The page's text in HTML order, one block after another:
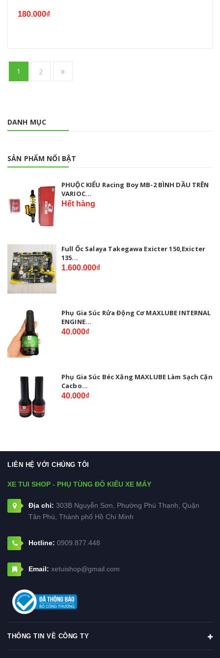
180.000₫
1 2
DANH MỤC
SẢN PHẨM NỔI BẬT
PHUỘC KIỂU Racing Boy MB-2 BÌNH DẦU TRÊN
VARIOC...
Hết hàng
Full Ốc Salaya Takegawa Exicter 150,Exicter
135...
1.600.000₫
Phụ Gia Súc Rửa Động Cơ MAXLUBE INTERNAL
ENGINE...
40.000₫
Phụ Gia Súc Béc Xăng MAXLUBE Làm Sạch Cặn
Cacbo...
40.000₫
LIÊN HỆ VỚI CHÚNG TÔI
XE TUI SHOP - PHỤ TÙNG ĐỒ KIỂU XE MÁY
Địa chỉ: 303B Nguyễn Sơn, Phường Phú Thạnh, Quận
Tân Phú, Thành phố Hồ Chí Minh
Hotline: 0909.877.448
Email: xetuishop@gmail.com
THÔNG TIN VỀ CÔNG TY